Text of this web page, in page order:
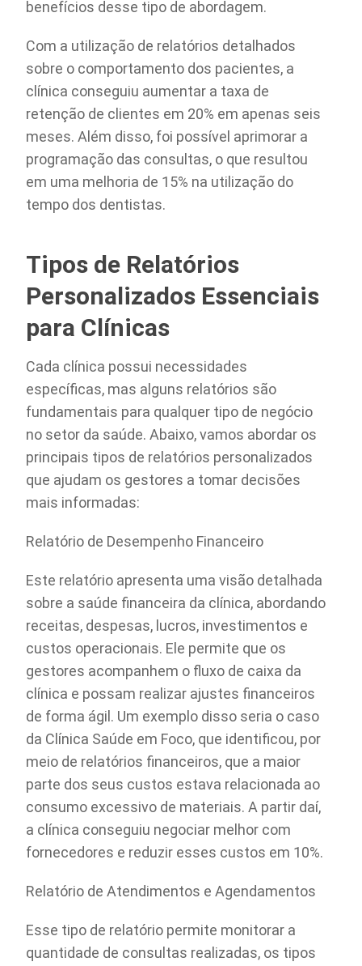
benefícios desse tipo de abordagem.
Com a utilização de relatórios detalhados
sobre o comportamento dos pacientes, a
clínica conseguiu aumentar a taxa de
retenção de clientes em 20% em apenas seis
meses. Além disso, foi possível aprimorar a
programação das consultas, o que resultou
em uma melhoria de 15% na utilização do
tempo dos dentistas.
Tipos de Relatórios
Personalizados Essenciais
para Clínicas
Cada clínica possui necessidades
específicas, mas alguns relatórios são
fundamentais para qualquer tipo de negócio
no setor da saúde. Abaixo, vamos abordar os
principais tipos de relatórios personalizados
que ajudam os gestores a tomar decisões
mais informadas:
Relatório de Desempenho Financeiro
Este relatório apresenta uma visão detalhada
sobre a saúde financeira da clínica, abordando
receitas, despesas, lucros, investimentos e
custos operacionais. Ele permite que os
gestores acompanhem o fluxo de caixa da
clínica e possam realizar ajustes financeiros
de forma ágil. Um exemplo disso seria o caso
da Clínica Saúde em Foco, que identificou, por
meio de relatórios financeiros, que a maior
parte dos seus custos estava relacionada ao
consumo excessivo de materiais. A partir daí,
a clínica conseguiu negociar melhor com
fornecedores e reduzir esses custos em 10%.
Relatório de Atendimentos e Agendamentos
Esse tipo de relatório permite monitorar a
quantidade de consultas realizadas, os tipos